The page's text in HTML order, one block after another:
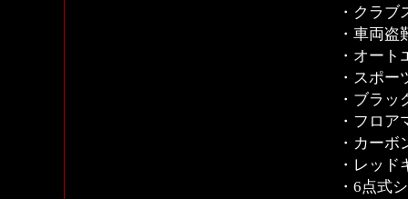
・クラ
・車両盗
・オート
・スポ
・ブラッ
・フロア
・カー
・レッド
・6点式